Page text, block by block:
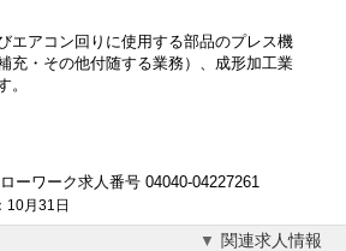
エアコン回りに使用する部品のプレス機
充・その他付随する業務）、成形加工業
。
ーワーク求人番号 04040-04227261
10月31日
関連求人情報